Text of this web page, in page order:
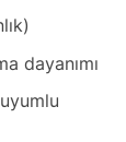
dayanımı